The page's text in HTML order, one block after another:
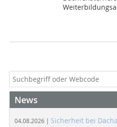
News
04.08.2026 | Sicherheit bei